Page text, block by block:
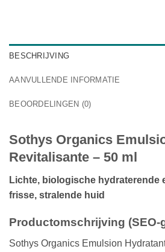
BESCHRIJVING
AANVULLENDE INFORMATIE
BEOORDELINGEN (0)
Sothys Organics
Revitalisante – 50 ml
Lichte, biologische hydraterende
frisse, stralende huid
Productomschrijving
Sothys Organics Emulsion